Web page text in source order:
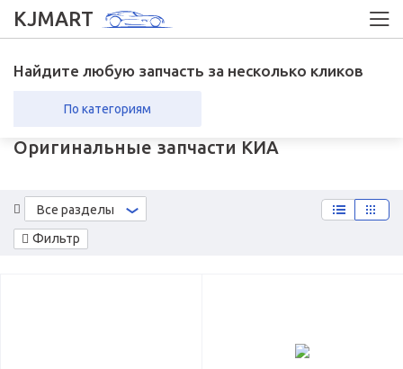
KJMART
Найдите любую запчасть за несколько кликов
По категориям
Оригинальные запчасти КИА
Фильтр
Все разделы